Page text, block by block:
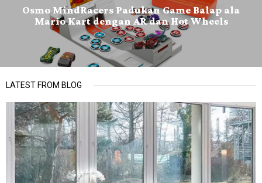
Osmo MindRacers Padukan Game Balap ala
Mario Kart dengan AR dan Hot Wheels
LATEST FROM BLOG